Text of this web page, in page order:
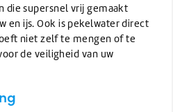
die supersnel vrij gemaakt
en ijs. Ook is pekelwater direct
niet zelf te mengen of te
de veiligheid van uw